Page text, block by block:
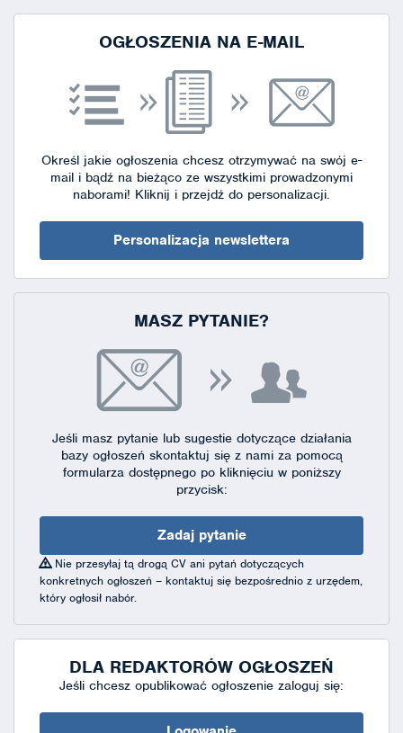
OGŁOSZENIA NA E-MAIL
Określ jakie ogłoszenia chcesz otrzymywać na swój e-
mail i bądź na bieżąco ze wszystkimi prowadzonymi
naborami! Kliknij i przejdź do personalizacji.
Personalizacja newslettera
MASZ PYTANIE?
Jeśli masz pytanie lub sugestie dotyczące działania
bazy ogłoszeń skontaktuj się z nami za pomocą
formularza dostępnegopo kliknięciu w poniższy
przycisk:
Zadaj pytanie
Nie przesyłaj tą drogą CV ani pytań dotyczących
konkretnych ogłoszeń – kontaktuj się bezpośrednio z urzędem,
który ogłosił nabór.
DLA REDAKTORÓW OGŁOSZEŃ
Jeśli chcesz opublikować ogłoszenie zaloguj się: